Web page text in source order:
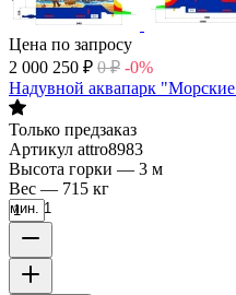
Цена по запросу
2 000 250 ₽ 0 ₽ -0%
Надувной аквапарк
Только предзаказ
Артикул attro8983
Высота горки — 3 м
Вес — 715 кг
мин. 1